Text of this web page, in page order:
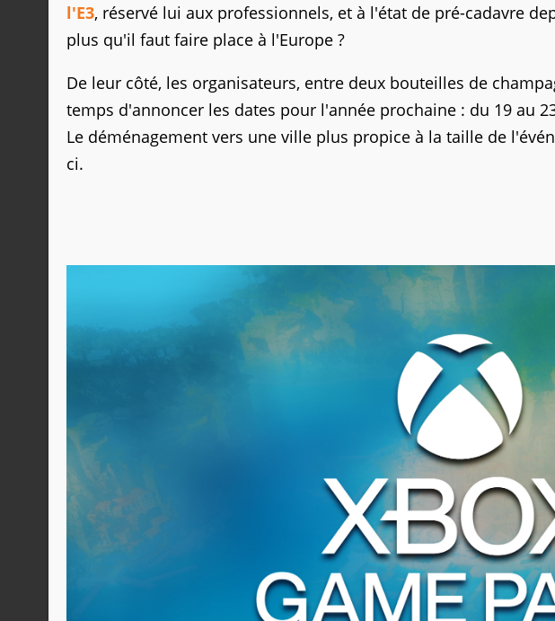
l'E3, réservé lui aux professionnels, et à l'état de pré-cadavre
plus qu'il faut faire place à l'Europe ?
De leur côté, les organisateurs, entre deux bouteilles de
temps d'annoncer les dates pour l'année prochaine : du 19 au
Le déménagement vers une ville plus propice à la taille de
ci.